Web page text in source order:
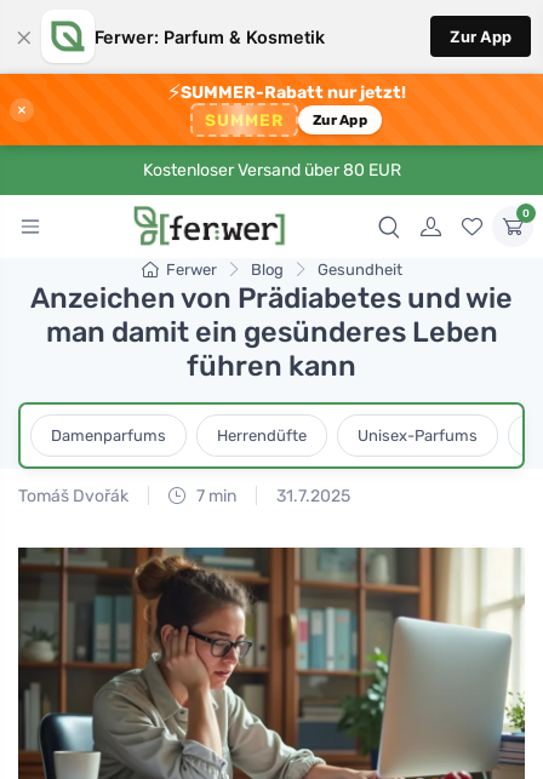
× Ferwer: Parfum & Kosmetik Zur App
×
⚡SUMMER-Rabatt nur jetzt!
SUMMER Zur App
Kostenloser Versand über 80 EUR
0
Ferwer Blog Gesundheit
Anzeichen von Prädiabetes und wie
man damit ein gesünderes Leben
führen kann
Damenparfums Herrendüfte Unisex-Parfums
Tomáš Dvořák 7 min 31.7.2025